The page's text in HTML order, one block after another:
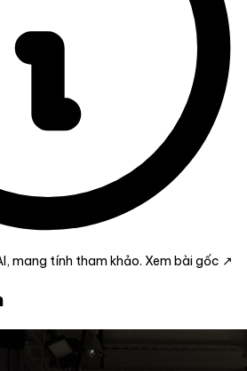
mang tính tham khảo. Xem bài gốc ↗